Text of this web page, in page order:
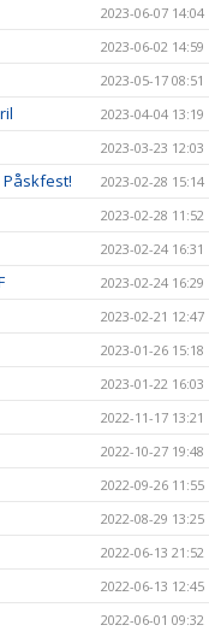
2023-06-07 14:04
2023-06-02 14:59
2023-05-17 08:51
2023-04-04 13:19
2023-03-23 12:03
2023-02-28 15:14
2023-02-28 11:52
2023-02-24 16:31
2023-02-24 16:29
2023-02-21 12:47
2023-01-26 15:18
2023-01-22 16:03
2022-11-17 13:21
2022-10-27 19:48
2022-09-26 11:55
2022-08-29 13:25
2022-06-13 21:52
2022-06-13 12:45
2022-06-01 09:32